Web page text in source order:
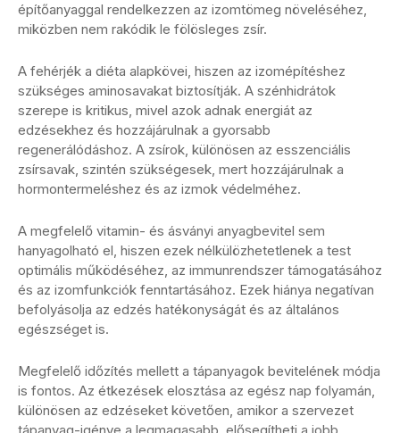
építőanyaggal rendelkezzen az izomtömeg növeléséhez,
miközben nem rakódik le fölösleges zsír.
A fehérjék a diéta alapkövei, hiszen az izomépítéshez
szükséges aminosavakat biztosítják. A szénhidrátok
szerepe is kritikus, mivel azok adnak energiát az
edzésekhez és hozzájárulnak a gyorsabb
regenerálódáshoz. A zsírok, különösen az esszenciális
zsírsavak, szintén szükségesek, mert hozzájárulnak a
hormontermeléshez és az izmok védelméhez.
A megfelelő vitamin- és ásványi anyagbevitel sem
hanyagolható el, hiszen ezek nélkülözhetetlenek a test
optimális működéséhez, az immunrendszer támogatásához
és az izomfunkciók fenntartásához. Ezek hiánya negatívan
befolyásolja az edzés hatékonyságát és az általános
egészséget is.
Megfelelő időzítés mellett a tápanyagok bevitelének módja
is fontos. Az étkezések elosztása az egész nap folyamán,
különösen az edzéseket követően, amikor a szervezet